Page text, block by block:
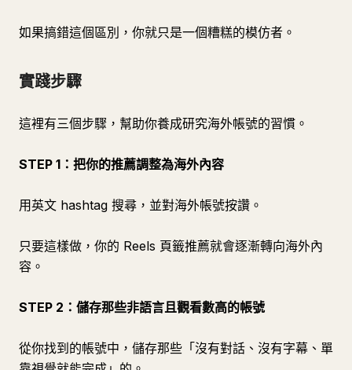
如果搞錯這個區別，你就只是一個糟糕的模仿者。
實踐步驟
這裡有三個步驟，幫助你養成研究海外帳號的習慣。
STEP 1：把你的推薦調整為海外內容
用英文 hashtag 搜尋，並對海外帳號按讚。
只要這樣做，你的 Reels 頁籤推薦就會逐漸轉向海外內
容。
STEP 2：儲存那些非語言且觀看數高的帳號
從你找到的帳號中，儲存那些「沒有對話、沒有字幕、單